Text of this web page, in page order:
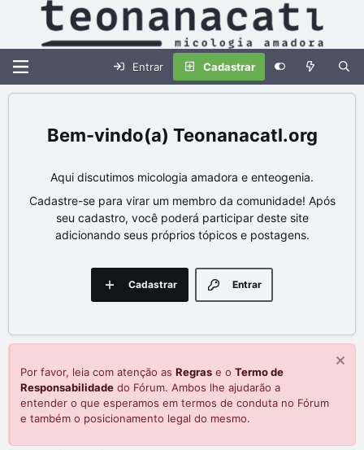
Entrar Cadastrar
Teonanacatl.org
Aqui discutimos micologia amadora e enteogenia.
Cadastre-se para virar um membro da comunidade! Após
seu cadastro, você poderá participar deste site
adicionando seus próprios tópicos e postagens.
Entrar
Cadastrar
Por favor, leia com atenção as Regras e o Termo de
Responsabilidade do Fórum. Ambos lhe ajudarão a
entender o que esperamos em termos de conduta no Fórum
e também o posicionamento legal do mesmo.